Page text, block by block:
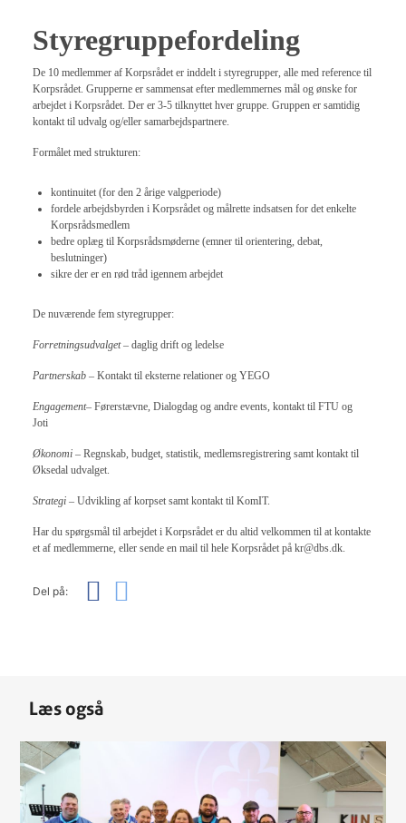
Styregruppefordeling
De 10 medlemmer af Korpsrådet er inddelt i styregrupper, alle med reference til
Korpsrådet. Grupperne er sammensat efter medlemmernes mål og ønske for
arbejdet i Korpsrådet. Der er 3-5 tilknyttet hver gruppe. Gruppen er samtidig
kontakt til udvalg og/eller samarbejdspartnere.
Formålet med strukturen:
kontinuitet (for den 2 årige valgperiode)
fordele arbejdsbyrden i Korpsrådet og målrette indsatsen for det enkelte
Korpsrådsmedlem
bedre oplæg til Korpsrådsmøderne (emner til orientering, debat,
beslutninger)
sikre der er en rød tråd igennem arbejdet
De nuværende fem styregrupper:
Forretningsudvalget– daglig drift og ledelse
Partnerskab– Kontakt til eksterne relationer og YEGO
Engagement– Førerstævne, Dialogdag og andre events, kontakt til FTU og
Joti
Økonomi – Regnskab, budget, statistik, medlemsregistrering samt kontakt til
Øksedal udvalget.
Strategi– Udvikling af korpset samt kontakt til KomIT.
Har du spørgsmål til arbejdet i Korpsrådet er du altid velkommen til at kontakte
et af medlemmerne, eller sende en mail til hele Korpsrådet på kr@dbs.dk.
Del på:
Læs også